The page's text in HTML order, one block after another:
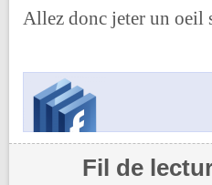
Allez donc jeter un oeil
Fil de